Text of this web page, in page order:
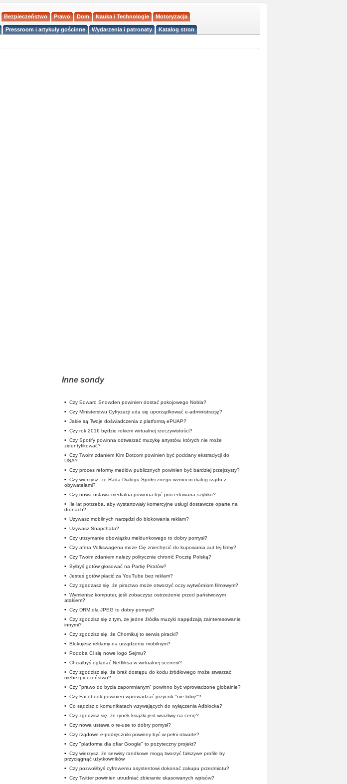
Bezpieczeństwo Prawo Dom Nauka i Technologie Motoryzacja
Pressroom i artykuły gościnne Wydarzenia i patronaty Katalog stron
Inne sondy
• Czy Edward Snowden powinien dostać pokojowego Nobla?
• Czy Ministerstwu Cyfryzacji uda się uporządkować e-administrację?
• Jakie są Twoje doświadczenia z platformą ePUAP?
• Czy rok 2016 będzie rokiem wirtualnej rzeczywistości?
• Czy Spotify powinna odtwarzać muzykę artystów, których nie może
zidentyfikować?
• Czy Twoim zdaniem Kim Dotcom powinien być poddany ekstradycji do
USA?
• Czy proces reformy mediów publicznych powinien być bardziej przejrzysty?
• Czy wierzysz, że Rada Dialogu Społecznego wzmocni dialog rządu z
obywatelami?
• Czy nowa ustawa medialna powinna być procedowana szybko?
•
Ile lat potrzeba, aby wystartowały komercyjne usługi dostawcze oparte na
dronach?
• Używasz mobilnych narzędzi do blokowania reklam?
• Używasz Snapchata?
• Czy utrzymanie obowiązku meldunkowego to dobry pomysł?
• Czy afera Volkswagena może Cię zniechęcić do kupowania aut tej firmy?
• Czy Twoim zdaniem należy politycznie chronić Pocztę Polską?
• Byłbyś gotów głosować na Partię Piratów?
• Jesteś gotów płacić za YouTube bez reklam?
• Czy zgadzasz się, że piractwo może otworzyć oczy wytwórniom filmowym?
• Wymienisz komputer, jeśli zobaczysz ostrzeżenie przed państwowym
atakiem?
• Czy DRM dla JPEG to dobry pomysł?
• Czy zgodzisz się z tym, że jedne źródła muzyki napędzają zainteresowanie
innymi?
• Czy zgodzisz się, że Chomikuj to serwis piracki?
• Blokujesz reklamy na urządzeniu mobilnym?
• Podoba Ci się nowe logo Sejmu?
• Chciałbyś oglądać Netfliksa w wirtualnej scenerii?
• Czy zgodzisz się, że brak dostępu do kodu źródłowego może stwarzać
niebezpieczeństwo?
• Czy "prawo do bycia zapomnianym" powinno być wprowadzone globalnie?
• Czy Facebook powinien wprowadzać przycisk "nie lubię"?
• Co sądzisz o komunikatach wzywających do wyłączenia Adblocka?
• Czy zgodzisz się, że rynek książki jest wrażliwy na cenę?
• Czy nowa ustawa o re-use to dobry pomysł?
• Czy rządowe e-podręczniki powinny być w pełni otwarte?
• Czy "platforma dla ofiar Google" to pożyteczny projekt?
• Czy wierzysz, że serwisy randkowe mogą tworzyć fałszywe profile by
przyciągnąć użytkowników
• Czy pozwoliłbyś cyfrowemu asystentowi dokonać zakupu przedmiotu?
• Czy Twitter powinien utrudniać zbieranie skasowanych wpisów?